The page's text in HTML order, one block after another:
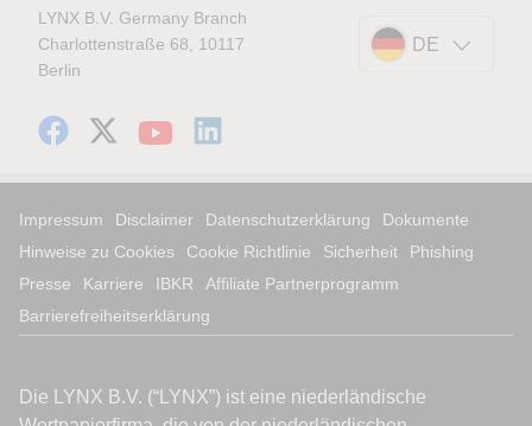
LYNX B.V. Germany Branch
Charlottenstraße 68, 10117
Berlin
DE
Impressum Disclaimer Datenschutzerklärung
Dokumente
Hinweise zu Cookies
Cookie Richtlinie Sicherheit
Phishing
Presse
Karriere IBKR
Affiliate Partnerprogramm
Barrierefreiheitserklärung